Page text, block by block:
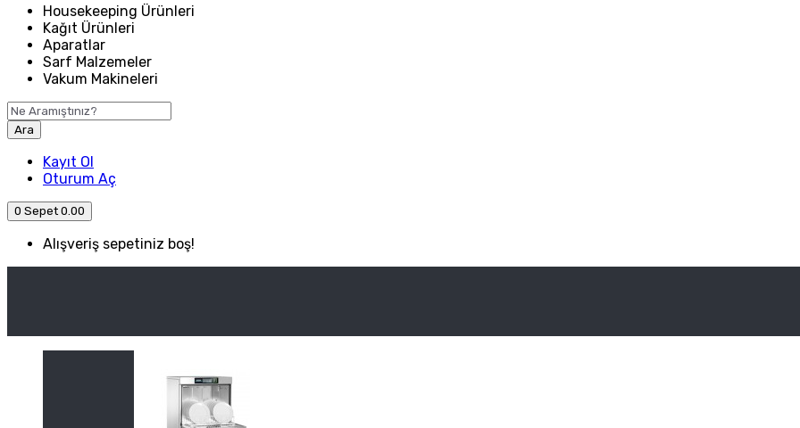
Housekeeping Ürünleri
Kağıt Ürünleri
Aparatlar
Sarf Malzemeler
Vakum Makineleri
Ara
Kayıt Ol
Oturum Aç
0 Sepet 0.00
Alışveriş sepetiniz boş!
Kategori